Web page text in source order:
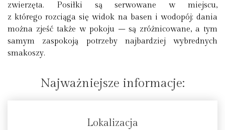
zwierzęta. Posiłki są serwowane w miejscu,
z którego rozciąga się widok na basen i wodopój; dania
można zjeść także w pokoju – są zróżnicowane, a tym
samym zaspokoją potrzeby najbardziej wybrednych
smakoszy.
Najważniejsze informacje:
Lokalizacja